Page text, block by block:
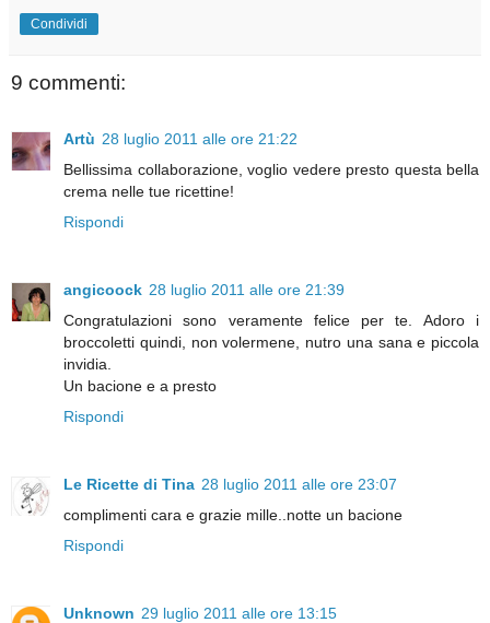
Condividi
9 commenti:
Artù 28 luglio 2011 alle ore 21:22
Bellissima collaborazione, voglio vedere presto questa bella
crema nelle tue ricettine!
Rispondi
angicoock 28 luglio 2011 alle ore 21:39
Congratulazioni sono veramente felice per te. Adoro i
broccoletti quindi, non volermene, nutro una sana e piccola
invidia.
Un bacione e a presto
Rispondi
Le Ricette di Tina 28 luglio 2011 alle ore 23:07
complimenti cara e grazie mille..notte un bacione
Rispondi
Unknown 29 luglio 2011 alle ore 13:15